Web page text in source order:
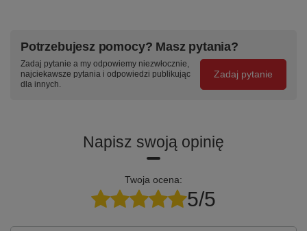
– klucz Master Key, umożliwia dostęp do dowolnej liczby szafek za
pomocą klucza grupowego przy zachowaniu kluczy indywidualnych
– malowanie w innej kolorystyce niż podstawowa paleta RAL
Potrzebujesz pomocy? Masz pytania?
Zadaj pytanie a my odpowiemy niezwłocznie,
najciekawsze pytania i odpowiedzi publikując
dla innych.
Zadaj pytanie
Napisz swoją opinię
Twoja ocena:
5/5